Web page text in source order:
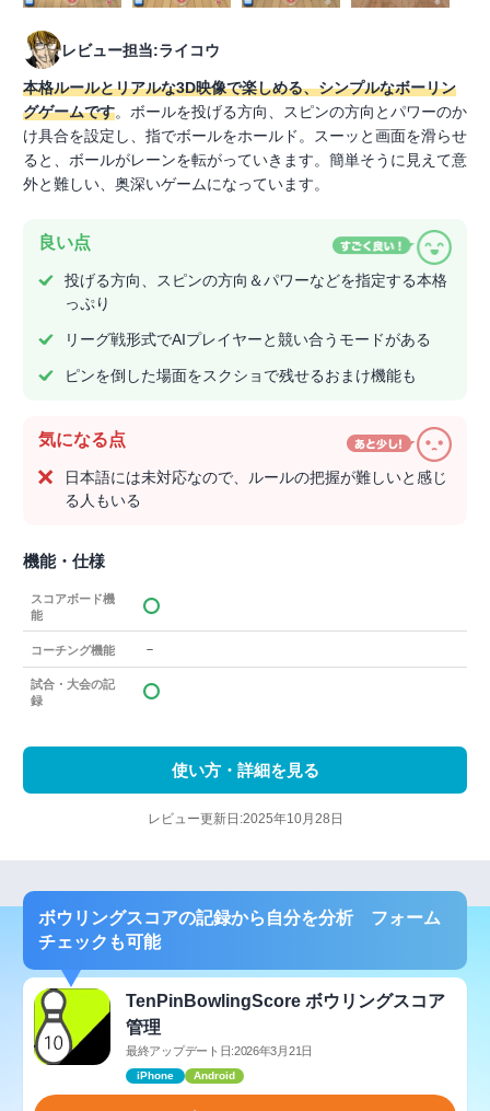
レビュー担当:ライコウ
本格ルールとリアルな3D映像で楽しめる、シンプルなボーリン
グゲームです。ボールを投げる方向、スピンの方向とパワーのか
け具合を設定し、指でボールをホールド。スーッと画面を滑らせ
ると、ボールがレーンを転がっていきます。簡単そうに見えて意
外と難しい、奥深いゲームになっています。
良い点
投げる方向、スピンの方向＆パワーなどを指定する本格
っぷり
リーグ戦形式でAIプレイヤーと競い合うモードがある
ピンを倒した場面をスクショで残せるおまけ機能も
気になる点
日本語には未対応なので、ルールの把握が難しいと感じ
る人もいる
機能・仕様
スコアボード機
能
コーチング機能 －
試合・大会の記
録
使い方・詳細を見る
レビュー更新日:2025年10月28日
ボウリングスコアの記録から自分を分析 フォーム
チェックも可能
TenPinBowlingScore ボウリングスコア
管理
最終アップデート日:2026年3月21日
iPhone Android